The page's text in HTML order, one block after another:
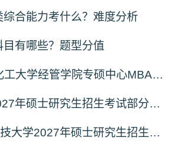
综合能力考什么？难度分析
目有哪些？题型分值
2026北京化工大学经管学院专硕中心MBA拟录取分析解读
关于调整2027年硕士研究生招生考试部分专业初试考试科目及参考书目的公告（二）
中南林业科技大学2027年硕士研究生招生考试初试科目调整情况公告